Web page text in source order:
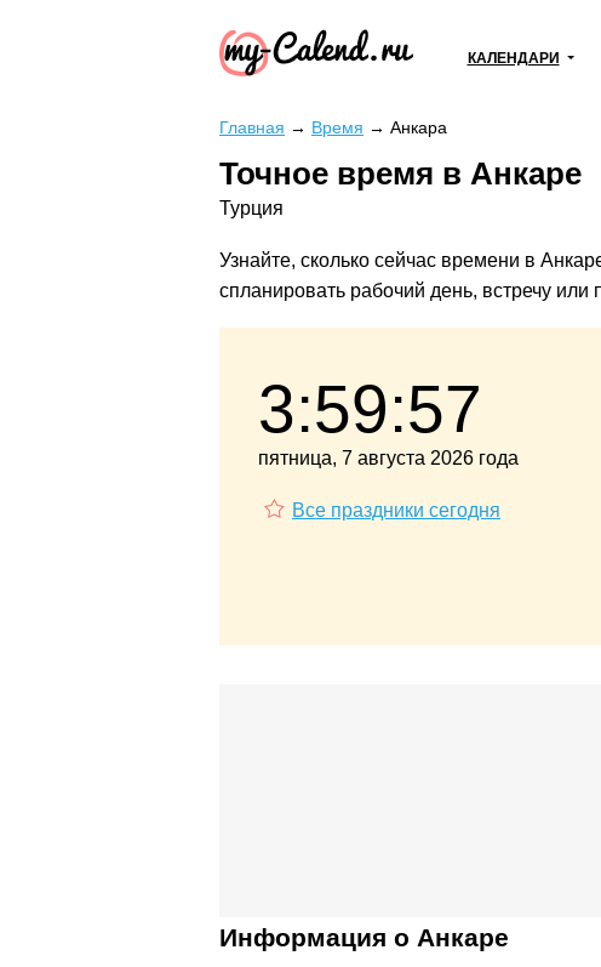
КАЛЕНДАРИ
Главная → Время → Анкара
Точное время в Анкаре
Турция
Узнайте, сколько сейчас времени в
спланировать рабочий день, встречу или
3:59:58
пятница, 7 августа 2026 года
Все праздники сегодня
Информация о Анкаре